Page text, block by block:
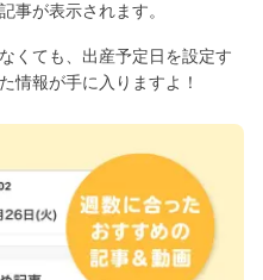
事が表示されます。
くても、出産予定日を設定す
情報が手に入りますよ！